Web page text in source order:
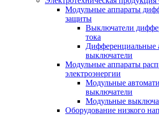
Модульные аппараты
защиты
Выключатели
тока
Дифференциальные
выключатели
Модульные аппараты
электроэнергии
Модульные
выключатели
Модульные
Оборудование низкого